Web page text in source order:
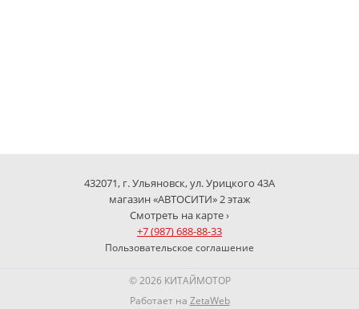
432071, г. Ульяновск, ул. Урицкого 43А
магазин «АВТОСИТИ» 2 этаж
Смотреть на карте ›
+7 (987) 688-88-33
Пользовательское соглашение
© 2026 КИТАЙМОТОР
Работает на ZetaWeb